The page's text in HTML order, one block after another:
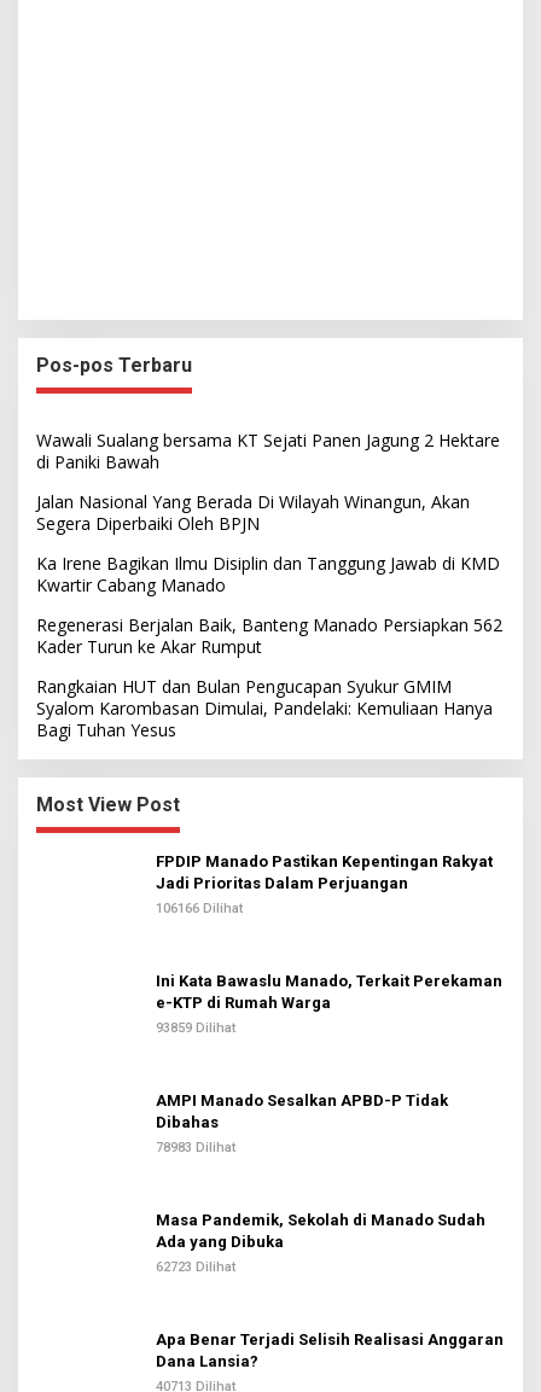
Pos-pos Terbaru
Wawali Sualang bersama KT Sejati Panen Jagung 2 Hektare
di Paniki Bawah
Jalan Nasional Yang Berada Di Wilayah Winangun, Akan
Segera Diperbaiki Oleh BPJN
Ka Irene Bagikan Ilmu Disiplin dan Tanggung Jawab di KMD
Kwartir Cabang Manado
Regenerasi Berjalan Baik, Banteng Manado Persiapkan 562
Kader Turun ke Akar Rumput
Rangkaian HUT dan Bulan Pengucapan Syukur GMIM
Syalom Karombasan Dimulai, Pandelaki: Kemuliaan Hanya
Bagi Tuhan Yesus
Most View Post
FPDIP Manado Pastikan Kepentingan Rakyat
Jadi Prioritas Dalam Perjuangan
106166 Dilihat
Ini Kata Bawaslu Manado, Terkait Perekaman
e-KTP di Rumah Warga
93859 Dilihat
AMPI Manado Sesalkan APBD-P Tidak
Dibahas
78983 Dilihat
Masa Pandemik, Sekolah di Manado Sudah
Ada yang Dibuka
62723 Dilihat
Apa Benar Terjadi Selisih Realisasi Anggaran
Dana Lansia?
40713 Dilihat